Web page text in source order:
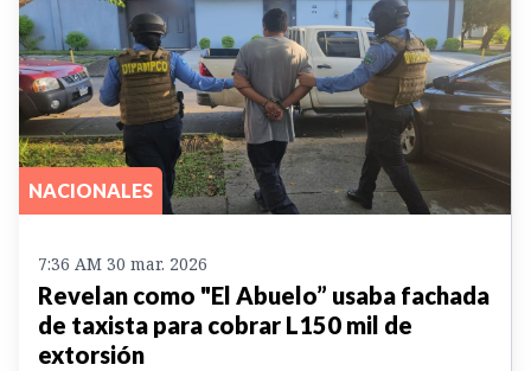
NACIONALES
7:36 AM 30 mar. 2026
Revelan como "El Abuelo” usaba fachada
de taxista para cobrar L150 mil de
extorsión